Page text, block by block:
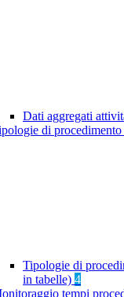
Dati aggregati
di procedimento
Tipologie di
in tabelle) 4
tempi